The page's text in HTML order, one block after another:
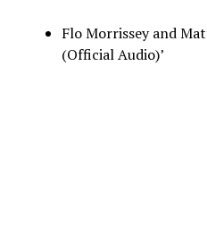
Flo Morrissey and
(Official Audio)’